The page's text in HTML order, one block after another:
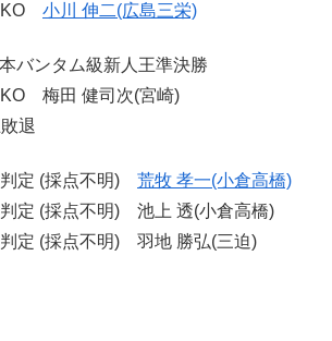
小川 伸二(広島三栄)
バンタム級新人王準決勝
梅田 健司次(宮崎)
退
定 (採点不明) 荒牧 孝一(小倉高橋)
定 (採点不明) 池上 透(小倉高橋)
定 (採点不明) 羽地 勝弘(三迫)